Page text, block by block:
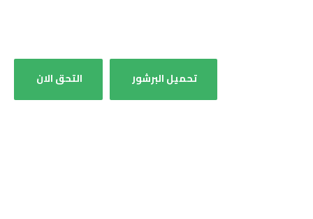
التحق الان تحميل البرشور